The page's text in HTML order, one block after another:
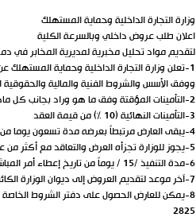
وزارة التجارة الداخلية وحماية المستهلك
اعلان طلب عروض داخلي وبالسرعة الكلية
لتقديم مواد تحليل مخبرية لمديرية المخابر في
ووفق الأسس والشروط الفنية والمالية
2-التأمينات المؤقتة وفق ما هو وراد بجانب كل مادة في دفتر الشروط الفنية المرفق
3-التأمينات النهائية (10 %) من قيمة العقد
4-يبقى العارض مرتبطاً بعرضه مدة تسعون يوما من تاريخ انتهاء تقديم العروض ويجدد تلقائياً في حال عدم وقوع أي اعتراض
5-يجوز للوزارة تجزأه العرض والتعاقد مع أكثر من عارض كما يحق للعارض الاشتراك ببند او أكثر من قائمة البنود المعروضة
6-مدة التنفيذ /15 / يوماً من تاريخ إعطاء أمر المباشرة
7-آخر موعد لتقديم العروض إلى ديوان الوزارة الكائن في دمشق –ركن الدين -مقابل مشفى ابن النفيس حتى نهاية الدوام الرسمي من يوم الخميس الواقع في 19 / 3 /2020
8-يمكن للعارض الحصول على دفتر الشروط الخاصة من محاسبة الإدارة بالإدارة المركزية للوزارة لقاء مبلغ وقدرة خمسة الاف ليرة سورية
2825